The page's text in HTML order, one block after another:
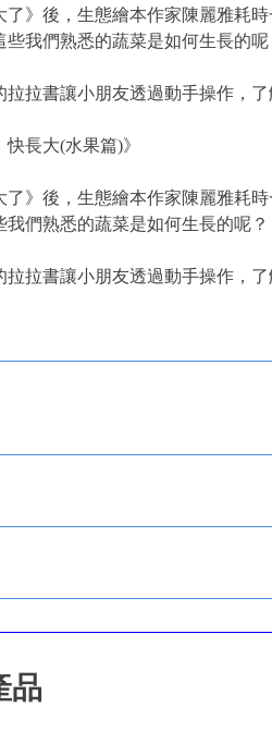
了》後，生態繪本作家陳麗雅耗
些我們熟悉的蔬菜是如何生長的呢
拉拉書讓小朋友透過動手操作，
快長大(水果篇)》
了》後，生態繪本作家陳麗雅耗
我們熟悉的蔬菜是如何生長的呢？
拉拉書讓小朋友透過動手操作，
品